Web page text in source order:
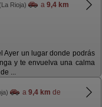
Rioja) a 9,4 km
Ayer un lugar donde podrás
y te envuelva una calma
...
a 9,4 km de